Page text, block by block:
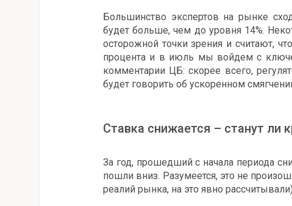
Большинство экспертов на рынке
будет больше, чем до уровня 14%.
осторожной точки зрения и считают,
процента и в июль мы войдем с
комментарии ЦБ: скорее всего,
будет говорить об ускоренном
Ставка снижается – станут ли
За год, прошедший с начала периода
пошли вниз. Разумеется, это не
реалий рынка, на это явно